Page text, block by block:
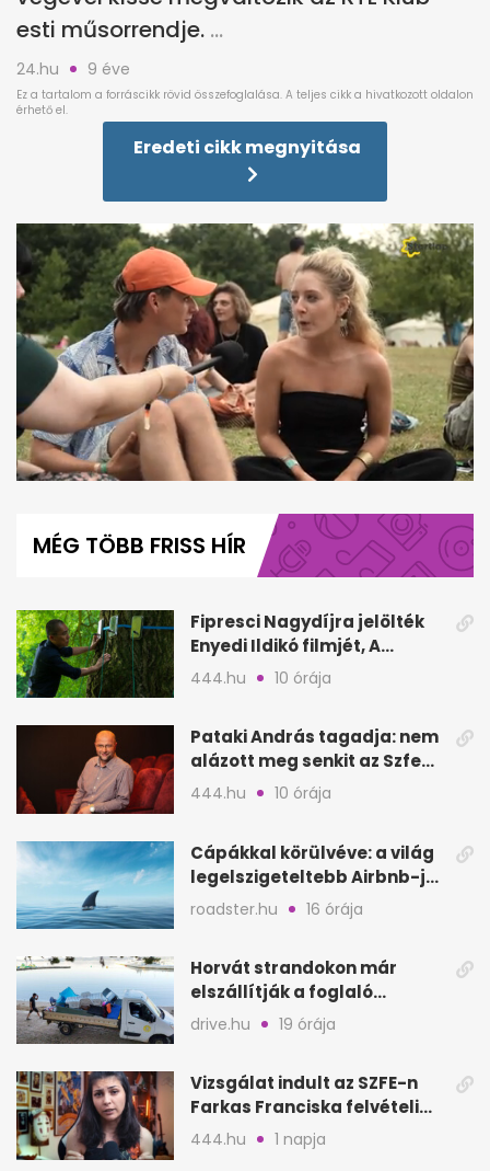
esti műsorrendje.
24.hu 9 éve
Eredeti cikk megnyitása
minutes,
MÉG TÖBB FRISS HÍR
Fipresci Nagydíjra jelölték
Enyedi Ildikó filmjét, A
Csendes barátot
444.hu 10 órája
Pataki András tagadja: nem
alázott meg senkit az Szfe
felvételijén
444.hu 10 órája
Cápákkal körülvéve: a világ
legelszigeteltebb Airbnb-je
a nyílt tengeren
roadster.hu 16 órája
Horvát strandokon már
elszállítják a foglaló
törölközőket is
drive.hu 19 órája
Vizsgálat indult az SZFE-n
Farkas Franciska felvételi
videója után
444.hu 1 napja